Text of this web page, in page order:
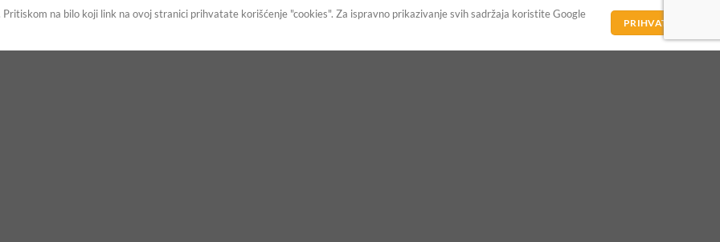
31.351 rsd
na bilo koji link na ovoj stranici prihvatate korišćenje "cookies". Za ispravno prikazivanje svih sadržaja koristite Google
PRIHVATAM